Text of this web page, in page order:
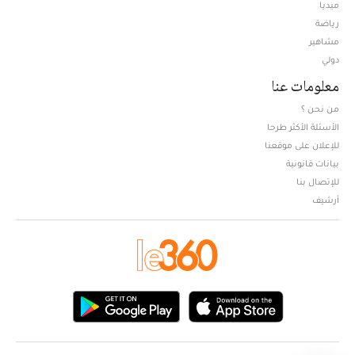
ميديا
رياضة
مشاهير
دولي
معلومات عنا
من نحن ؟
الأسئلة الأكثر طرحا
للإعلان على موقعنا
بيانات قانونية
للإتصال بنا
أرشيف